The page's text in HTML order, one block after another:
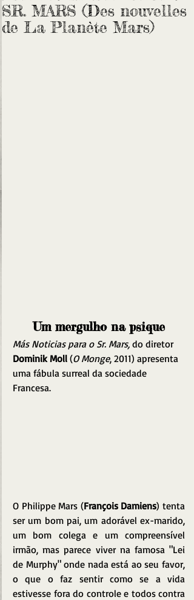
SR. MARS (Des nouvelles
de La Planète Mars)
Um mergulho na psique
Más Noticias para o Sr. Mars, do diretor
Dominik Moll (O Monge, 2011) apresenta
uma fábula surreal da sociedade
Francesa.
O Philippe Mars (François Damiens) tenta
ser um bom pai, um adorável ex-marido,
um bom colega e um compreensível
irmão, mas parece viver na famosa "Lei
de Murphy" onde nada está ao seu favor,
o que o faz sentir como se a vida
estivesse fora do controle e todos contra